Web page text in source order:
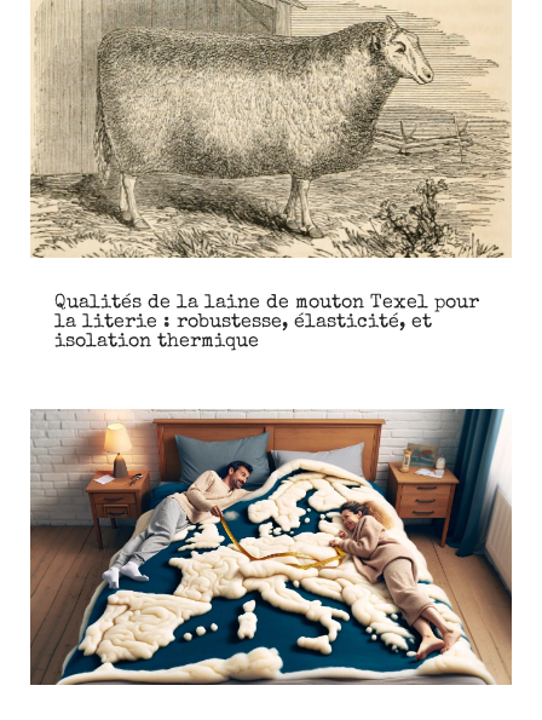
Qualités de la laine de mouton Texel pour
la literie : robustesse, élasticité, et
isolation thermique